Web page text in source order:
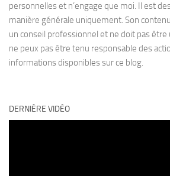
personnelles et n’engage que moi. Il est
manière générale uniquement. Son
un conseil professionnel et ne doit pas être
ne peux pas être tenu responsable des
informations disponibles sur ce blog.
DERNIÈRE VIDÉO